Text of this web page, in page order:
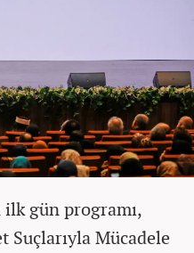
ilk gün programı,
Mücadele